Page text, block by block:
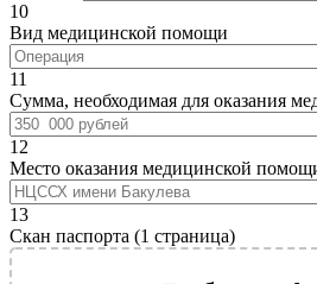
10
Вид медицинской помощи
11
Сумма, необходимая для оказания
12
Место оказания медицинской
13
Скан паспорта (1 страница)